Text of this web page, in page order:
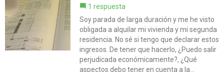
1 respuesta
Soy parada de larga duración y me he visto
obligada a alquilar mi vivienda y mi segunda
residencia. No sé si tengo que declarar estos
ingresos. De tener que hacerlo, ¿Puedo salir
perjudicada económicamente?, ¿Qué
aspectos debo tener en cuenta a la...